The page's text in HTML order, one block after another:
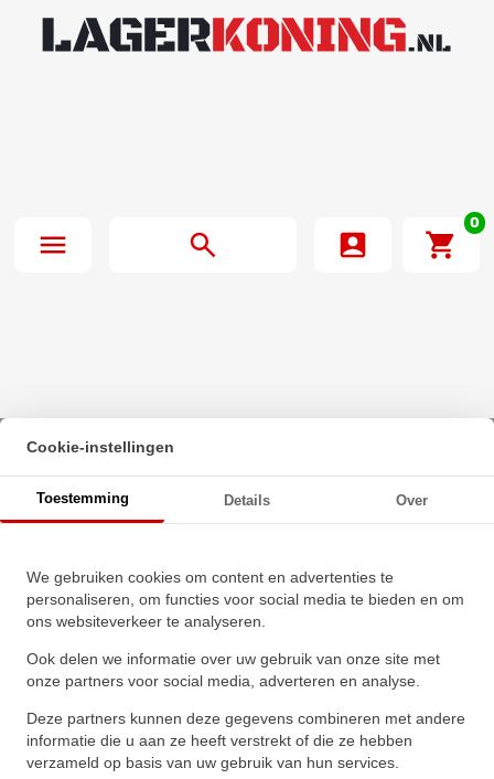
0
Beginpagina·
SKF Cilinderlager Eenrijig NU2307 ECP (35x80x31mm)
Cookie-instellingen
Toestemming Details Over
We gebruiken cookies om content en advertenties te
personaliseren, om functies voor social media te bieden en om
ons websiteverkeer te analyseren.
Ook delen we informatie over uw gebruik van onze site met
onze partners voor social media, adverteren en analyse.
Deze partners kunnen deze gegevens combineren met andere
informatie die u aan ze heeft verstrekt of die ze hebben
verzameld op basis van uw gebruik van hun services.
SKF Cilinderlager Eenrijig
NU2307 ECP (35x80x31mm)
★★★★★
★★★★★
Schrijf een review!